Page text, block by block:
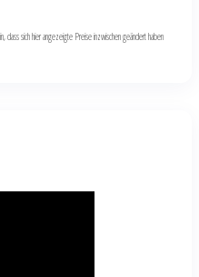
dass sich hier angezeigte Preise inzwischen geändert haben